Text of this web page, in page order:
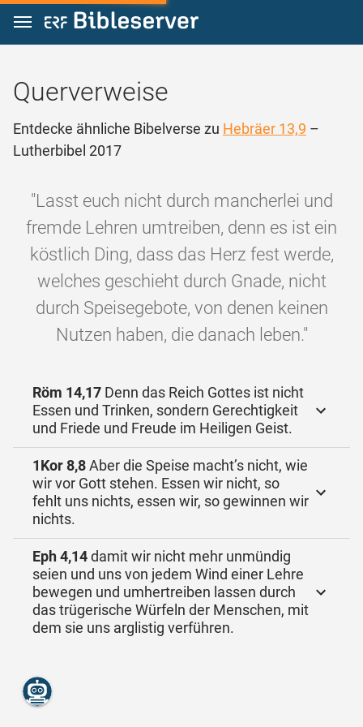
Zum Inhalt springen
Querverweise
Entdecke ähnliche Bibelverse zu Hebräer 13,9 –
Lutherbibel 2017
"Lasst euch nicht durch mancherlei und
fremde Lehren umtreiben, denn es ist ein
köstlich Ding, dass das Herz fest werde,
welches geschieht durch Gnade, nicht
durch Speisegebote, von denen keinen
Nutzen haben, die danach leben."
Röm 14,17 Denn das Reich Gottes ist nicht
Essen und Trinken, sondern Gerechtigkeit
und Friede und Freude im Heiligen Geist.
1Kor 8,8Aber die Speise macht’s nicht, wie
wir vor Gott stehen. Essen wir nicht, so
fehlt uns nichts, essen wir, so gewinnen wir
nichts.
Eph 4,14damit wir nicht mehr unmündig
seien und uns von jedem Wind einer Lehre
bewegen und umhertreiben lassen durch
das trügerische Würfeln der Menschen, mit
dem sie uns arglistig verführen.